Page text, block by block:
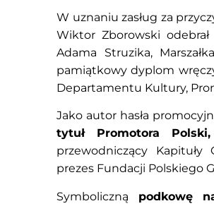
W uznaniu zasług za
Wiktor Zborowski odebrał
Adama Struzika,
pamiątkowy dyplom
Departamentu Kultury,
Jako autor hasła
tytuł Promotora Polski,
przewodniczący Kapituły
prezes Fundacji Polskiego
Symboliczną podkowę